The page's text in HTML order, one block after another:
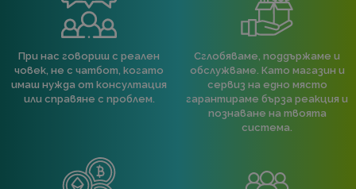
При нас говориш с реален
човек, не с чатбот, когато
имаш нужда от консултация
или справяне с проблем.
Сглобяваме, поддържаме и
обслужваме. Като магазин и
сервиз на едно място
гарантираме бърза реакция и
познаване на твоята
система.